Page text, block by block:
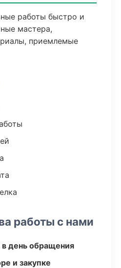
работы быстро и
мастера,
приемлемые
работы с нами
день обращения
и закупке